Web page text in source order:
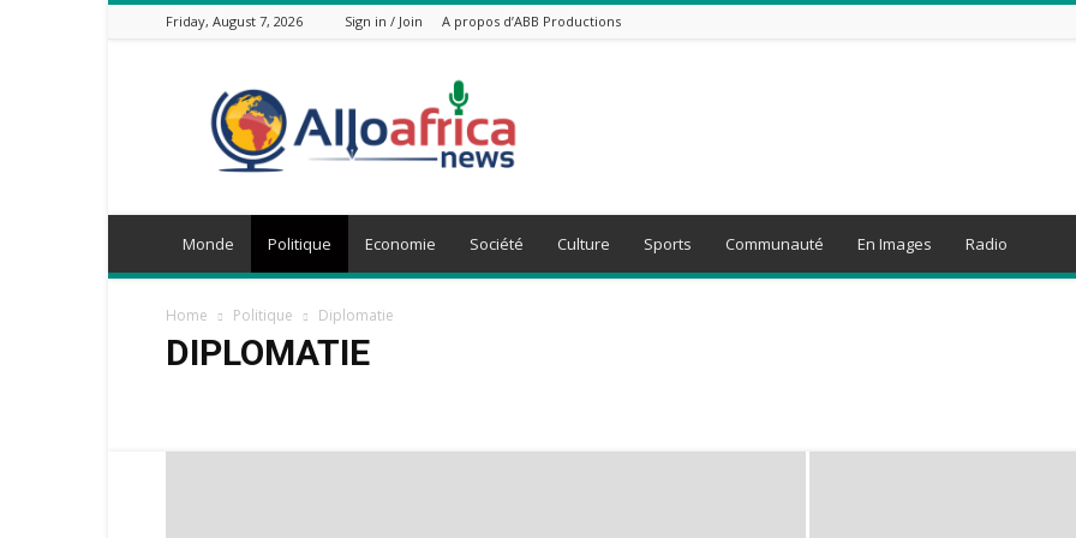
Friday, August 7, 2026 Sign in / Join A propos d’ABB Productions
AlloAfricaNews.com
Monde Politique Economie Société Culture Sports Communauté En Images Radio
Home Politique Diplomatie
DIPLOMATIE